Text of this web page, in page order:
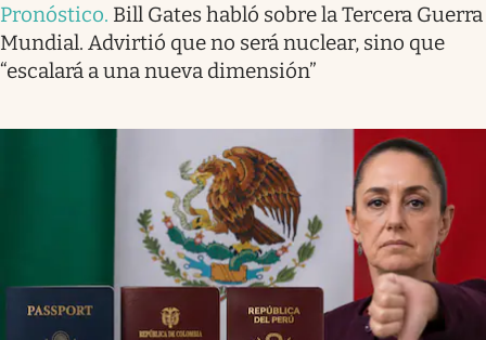
Pronóstico. Bill Gates habló sobre la Tercera Guerra
Mundial. Advirtió que no será nuclear, sino que
“escalará a una nueva dimensión”